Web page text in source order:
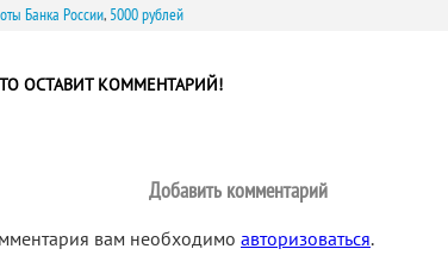
Банка России, 5000 рублей
ОСТАВИТ КОММЕНТАРИЙ!
Добавить комментарий
вам необходимо авторизоваться.